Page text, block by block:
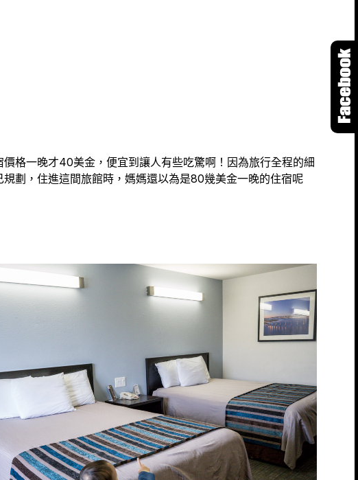
價格一晚才40美金，便宜到讓人有些吃驚啊！因為旅行全程的細
規劃，住進這間旅館時，媽媽還以為是80幾美金一晚的住宿呢